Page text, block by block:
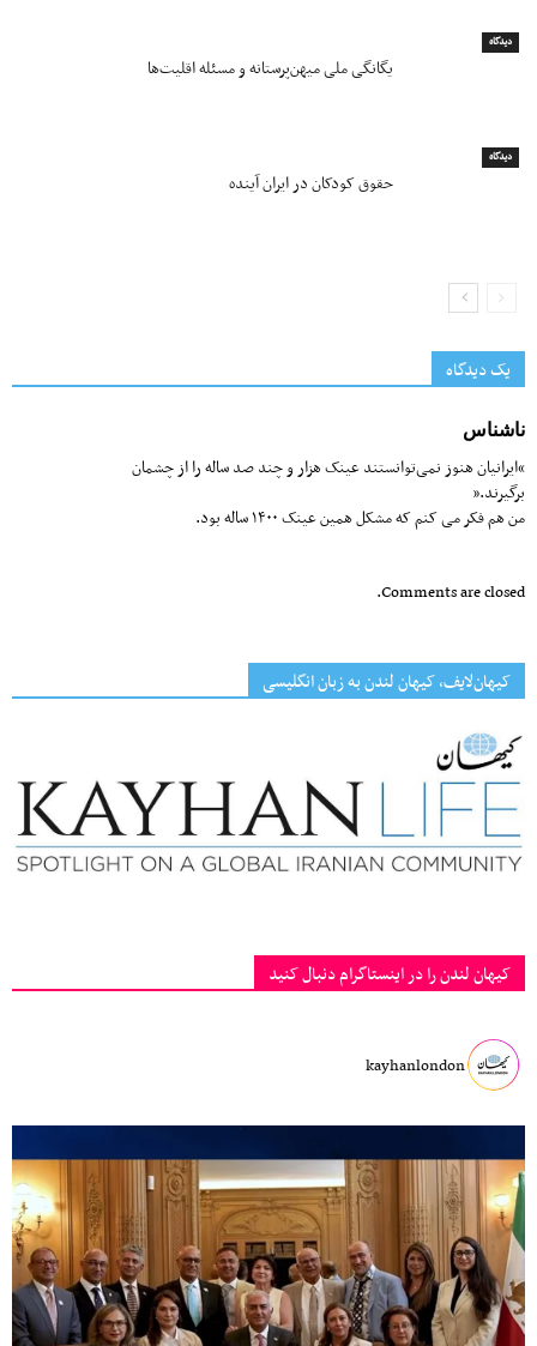
دیدگاه
یگانگی ملی میهن‌پرستانه و مسئله اقلیت‌ها
دیدگاه
حقوق کودکان در ایران آینده
یک دیدگاه
ناشناس
“ایرانیان هنوز نمی‌توانستند عینک هزار و چند صد ساله را از چشمان
برگیرند.”
من هم فکر می کنم که مشکل همین عینک ۱۴۰۰ ساله بود.
Comments are closed.
کیهان‌لایف، کیهان لندن به زبان انگلیسی
کیهان لندن را در اینستاگرام دنبال کنید
kayhanlondon